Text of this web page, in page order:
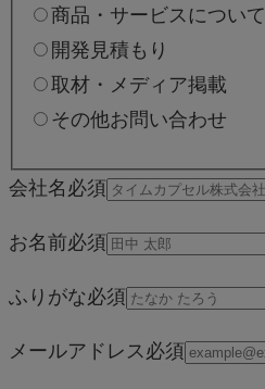
商品・サービスについて
開発見積もり
取材・メディア掲載
その他お問い合わせ
会社名 必須
お名前必須
ふりがな必須
メールアドレス必須